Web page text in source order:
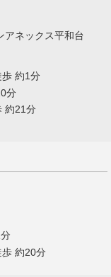
アネックス平和台
約1分
分
約21分
約20分